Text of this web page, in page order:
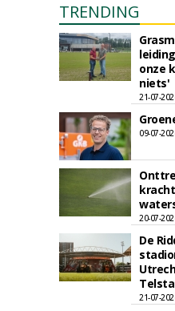
TRENDING
onze
niets'
21-07-
09-07-
20-07-
De
21-07-